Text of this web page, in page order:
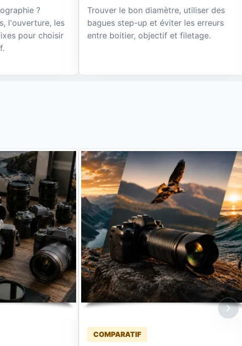
?
l'ouverture, les
pour choisir
Trouver le bon diamètre, utiliser des
bagues step-up et éviter les erreurs
entre boitier, objectif et filetage.
COMPARATIF